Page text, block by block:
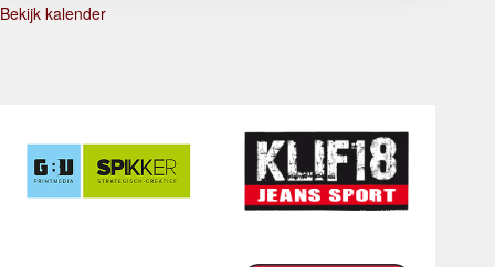
Bekijk kalender